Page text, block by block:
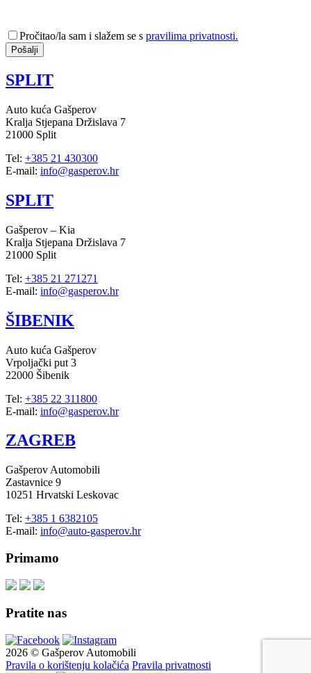
Pročitao/la sam i slažem se s pravilima privatnosti.
SPLIT
Auto kuća Gašperov
Kralja Stjepana Držislava 7
21000 Split
Tel: +385 21 430300
E-mail: info@gasperov.hr
SPLIT
Gašperov – Kia
Kralja Stjepana Držislava 7
21000 Split
Tel: +385 21 271271
E-mail: info@gasperov.hr
ŠIBENIK
Auto kuća Gašperov
Vrpoljački put 3
22000 Šibenik
Tel: +385 22 311800
E-mail: info@gasperov.hr
ZAGREB
Gašperov Automobili
Zastavnice 9
10251 Hrvatski Leskovac
Tel: +385 1 6382105
E-mail: info@auto-gasperov.hr
Primamo
Pratite nas
2026 © Gašperov Automobili
Pravila o korištenju kolačića Pravila privatnosti